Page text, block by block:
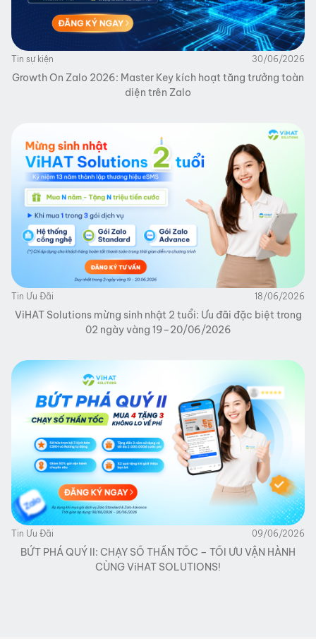
Tin sự kiện 30/06/2026
Growth On Zalo 2026: Master Key kích hoạt tăng trưởng toàn
diện trên Zalo
Tin Ưu Đãi 18/06/2026
ViHAT Solutions mừng sinh nhật 2 tuổi: Ưu đãi đặc biệt trong
02 ngày vàng 19–20/06/2026
Tin Ưu Đãi 09/06/2026
BỨT PHÁ QUÝ II: CHẠY SỐ THẦN TỐC – TỐI ƯU VẬN HÀNH
CÙNG ViHAT SOLUTIONS!